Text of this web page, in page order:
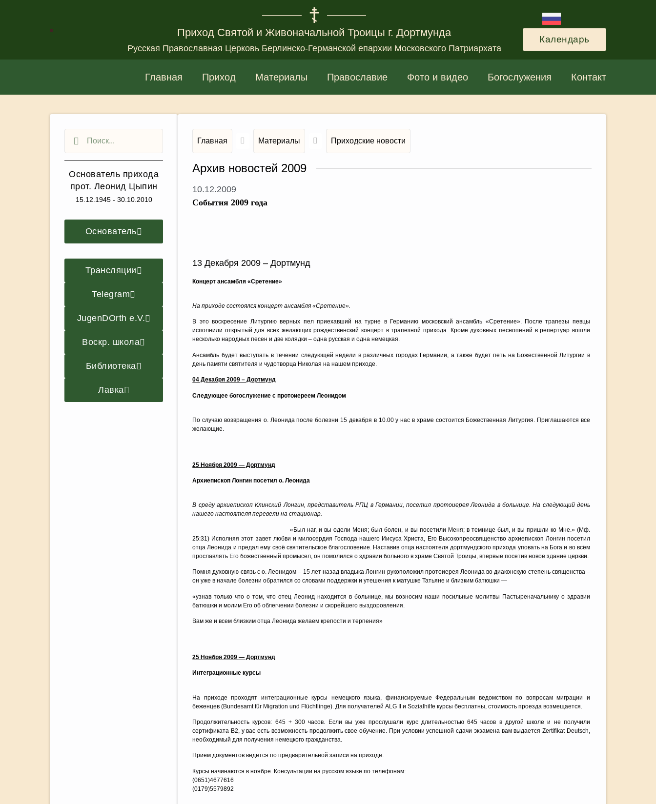
Приход Святой и Живоначальной Троицы г. Дортмунда
Русская Православная Церковь Берлинско-Германской епархии Московского Патриархата
Календарь
Главная Приход Материалы Православие Фото и видео Богослужения Контакт
Основатель прихода
прот. Леонид Цыпин
15.12.1945 - 30.10.2010
Основатель
Трансляции
Telegram
JugenDOrth e.V.
Воскр. школа
Библиотека
Лавка
Главная Материалы Приходские новости
Архив новостей 2009
10.12.2009
События 2009 года
13 Декабря 2009 – Дортмунд
Концерт ансамбля «Сретение»
На приходе состоялся концерт ансамбля «Сретение».
В это воскресение Литургию верных пел приехавший на турне в Германию московский ансамбль «Сретение». После трапезы певцы
исполнили открытый для всех желающих рождественский концерт в трапезной прихода. Кроме духовных песнопений в репертуар вошли
несколько народных песен и две колядки – одна русская и одна немецкая.
Ансамбль будет выступать в течении следующей недели в различных городах Германии, а также будет петь на Божественной Литургии в
день памяти святителя и чудотворца Николая на нашем приходе.
04 Декабря 2009 – Дортмунд
Следующее богослужение с протоиереем Леонидом
По случаю возвращения о. Леонида после болезни 15 декабря в 10.00 у нас в храме состоится Божественная Литургия. Приглашаются все
желающие.
25 Ноября 2009 — Дортмунд
Архиепископ Лонгин посетил о. Леонида
В среду архиепископ Клинский Лонгин, представитель РПЦ в Германии, посетил протоиерея Леонида в больнице. На следующий день
нашего настоятеля перевели на стационар.
«Был наг, и вы одели Меня; был болен, и вы посетили Меня; в темнице был, и вы пришли ко Мне.» (Мф.
25:31) Исполняя этот завет любви и милосердия Господа нашего Иисуса Христа, Его Высокопреосвященство архиепископ Лонгин посетил
отца Леонида и предал ему своё святительское благословение. Наставив отца настоятеля дортмундского прихода уповать на Бога и во всём
прославлять Его божественный промысел, он помолился о здравии больного в храме Святой Троицы, впервые посетив новое здание церкви.
Помня духовную связь с о. Леонидом – 15 лет назад владыка Лонгин рукоположил протоиерея Леонида во диаконскую степень священства –
он уже в начале болезни обратился со словами поддержки и утешения к матушке Татьяне и близким батюшки —
«узнав только что о том, что отец Леонид находится в больнице, мы возносим наши посильные молитвы Пастыреначальнику о здравии
батюшки и молим Его об облегчении болезни и скорейшего выздоровления.
Вам же и всем близким отца Леонида желаем крепости и терпения»
25 Ноября 2009 — Дортмунд
Интеграционные курсы
На приходе проходят интеграционные курсы немецкого языка, финансируемые Федеральным ведомством по вопросам миграции и
беженцев (Bundesamt für Migration und Flüchtlinge). Для получателей ALG II и Sozialhilfe курсы бесплатны, стоимость проезда возмещается.
Продолжительность курсов: 645 + 300 часов. Если вы уже прослушали курс длительностью 645 часов в другой школе и не получили
сертификата В2, у вас есть возможность продолжить свое обучение. При условии успешной сдачи экзамена вам выдается Zertifikat Deutsch,
необходимый для получения немецкого гражданства.
Прием документов ведется по предварительной записи на приходе.
Курсы начинаются в ноябре. Консультации на русском языке по телефонам:
(0651)4677616
(0179)5579892